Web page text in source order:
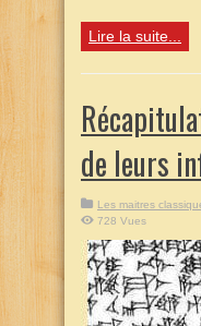
Lire la suite...
de leurs
Les maitres
728 Vues